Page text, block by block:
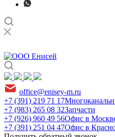
office@enisey-m.ru
+7 (391) 219 71 17
+7 (983) 265 08 32Запчасти
+7 (926) 960 49 56Офис в
+7 (391) 251 04 47Офис в